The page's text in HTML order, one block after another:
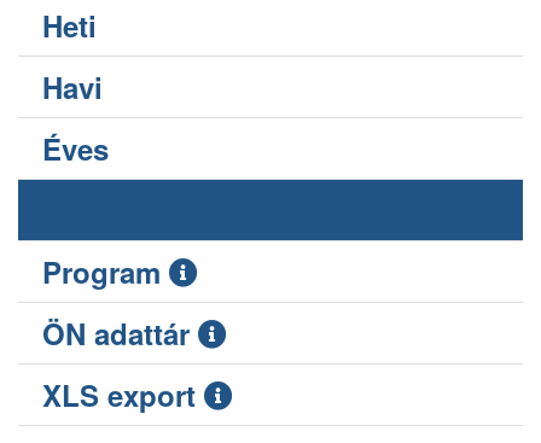
Heti
Havi
Éves
Program
ÖN adattár
XLS export